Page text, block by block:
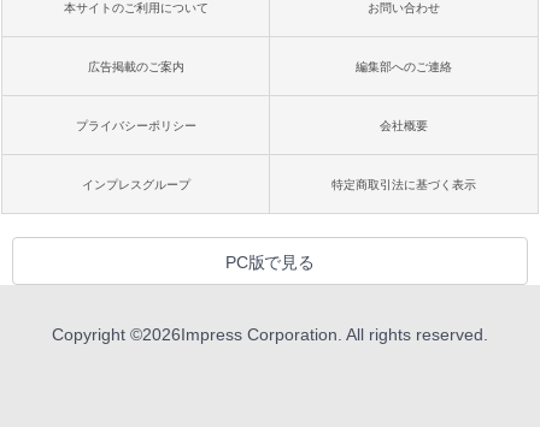
本サイトのご利用について お問い合わせ
広告掲載のご案内 編集部へのご連絡
プライバシーポリシー 会社概要
インプレスグループ 特定商取引法に基づく表示
PC版で見る
Copyright ©2026Impress Corporation. All rights reserved.